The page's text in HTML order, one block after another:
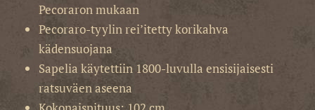
Pecoraron mukaan
Pecoraro-tyylin rei’itetty korikahva
kädensuojana
Sapelia käytettiin 1800-luvulla ensisijaisesti
ratsuväen aseena